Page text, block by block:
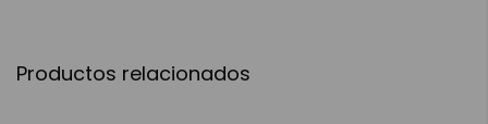
Productos relacionados